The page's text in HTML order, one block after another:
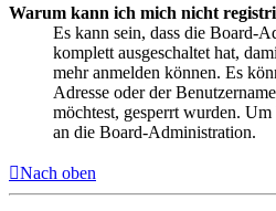
Warum kann ich mich nicht
Es kann sein, dass die Board-
komplett ausgeschaltet hat,
mehr anmelden können. Es
Adresse oder der
möchtest, gesperrt wurden.
an die Board-Administration.
Nach oben